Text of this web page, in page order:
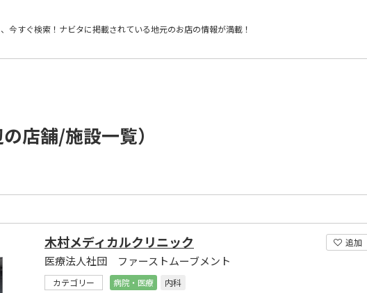
今すぐ検索！ ナビタに掲載されている地元のお店の情報が満載！
店舗/施設一覧）
追加
木村メディカルクリニック
医療法人社団 ファーストムーブメント
カテゴリー 病院・医療
内科